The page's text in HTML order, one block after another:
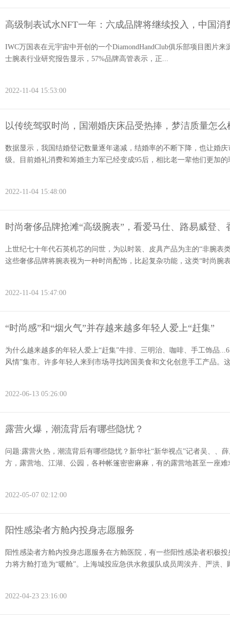
高级制表试水NFT一年：六成品牌将继续投入，中国消
IWC万国表在元宇宙中开创的一个DiamondHandClub俱乐部项目图片
士腕表行业研究报告显示，57%品牌高管表示，正...
2022-11-04 15:53:00
以传统驾驭时尚，国潮婚庆床品受热捧，梦洁质量怎么
数据显示，我国结婚登记数量逐年递减，结婚率的不断下降，也让婚
级。目前婚礼消费和筹婚主力军已经变成95后，相比老一辈他们更加
2022-11-04 15:48:00
时尚奢侈品牌抢滩“高级腕表”，看爱马仕、路易威登
上世纪七十年代石英机芯的问世，为以时装、皮具产品为主的“非腕表
这些奢侈品牌将腕表视为一种时尚配饰，比起复杂功能，这类“时尚腕
2022-11-04 15:47:00
“时尚感”和“烟火气”并存越来越多年轻人爱上“赶集”
为什么越来越多的年轻人爱上“赶集”牛排、三明治、咖啡、手工饰品
风情”集市。许多年轻人来到市场寻找跨国美食和文化创意手工产品。
2022-06-13 05:26:00
露营火爆，潮流背后有哪些隐忧？
问题:露营火热，潮流背后有哪些隐忧？新华社“新华视点”记者吴、、
方，露营地、江湖、公园，各种帐篷密密麻麻，有的露营地甚至一座
2022-05-07 02:12:00
阳性感染者方舱内投身志愿服务
阳性感染者方舱内投身志愿服务在方舱医院，有一些阳性感染者积极
力将方舱打造为“暖舱”。上海城投应急供水救援队成员周涘卉、严洪、
2022-04-23 23:16:00